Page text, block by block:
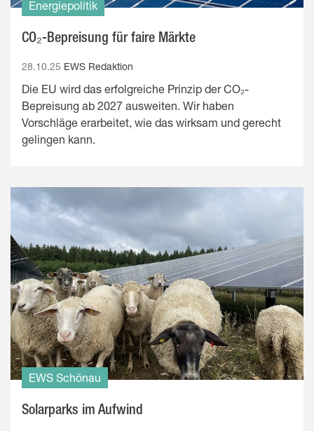
Energiepolitik
CO₂-Bepreisung für faire Märkte
28.10.25 EWS Redaktion
Die EU wird das erfolgreiche Prinzip der CO₂-
Bepreisung ab 2027 ausweiten. Wir haben
Vorschläge erarbeitet, wie das wirksam und gerecht
gelingen kann.
EWS Schönau
Solarparks im Aufwind